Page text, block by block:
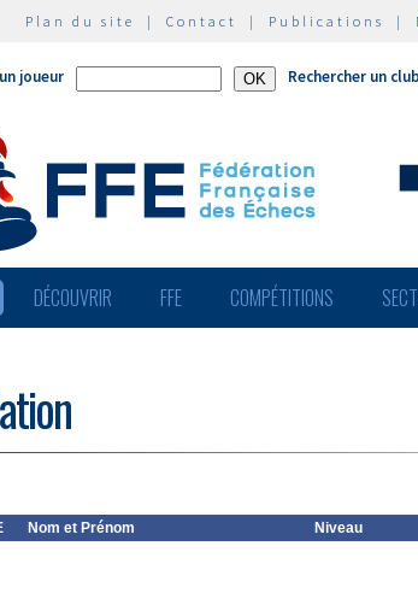
Plan du site | Contact | Publications |
joueur Rechercher un club
DÉCOUVRIR FFE COMPÉTITIONS
Nom et Prénom Niveau